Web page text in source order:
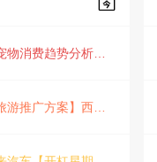
【宠物消费趋势分析方案】2025年宠物市场消费报告（创意风/橙色风/数据驱动）
【旅游推广方案】西安城市旅游介绍PPT（古风/文化/历史）